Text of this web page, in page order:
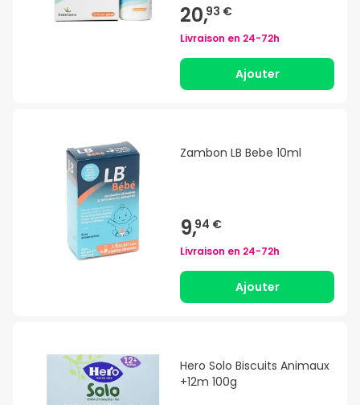
20,93 €
Livraison en 24-72h
Ajouter
Zambon LB Bebe 10ml
9,94 €
Livraison en 24-72h
Ajouter
Hero Solo Biscuits Animaux
+12m 100g